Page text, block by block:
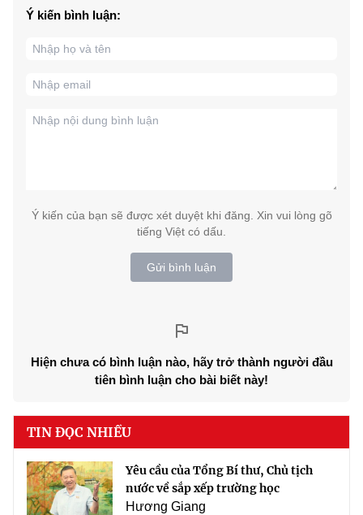
Ý kiến bình luận:
Ý kiến của bạn sẽ được xét duyệt khi đăng. Xin vui lòng gõ
tiếng Việt có dấu.
Gửi bình luận
Hiện chưa có bình luận nào, hãy trở thành người đầu
tiên bình luận cho bài biết này!
TIN ĐỌC NHIỀU
Yêu cầu của Tổng Bí thư, Chủ tịch
nước về sắp xếp trường học
Hương Giang